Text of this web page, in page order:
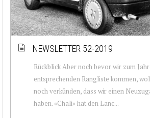
NEWSLETTER 52-2019
Rückblick Aber noch bevor wir zum
entsprechenden Rangliste kommen,
noch verkünden, dass wir einen
haben. «Chali» hat den Lanc...